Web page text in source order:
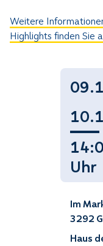
Weitere
Highlights finden Sie
Uhr
Im
3292
Haus